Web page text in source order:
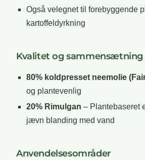
Også velegnet til forebyggende
kartoffeldyrkning
Kvalitet og sammensætning
80% koldpresset neemolie
og plantevenlig
20% Rimulgan – Plantebaseret
jævn blanding med vand
Anvendelsesområder